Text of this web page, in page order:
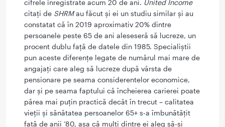
cifrele înregistrate acum 20 de ani. United Income
citați de SHRMau făcut și ei un studiu similar și au
constatat că în 2019 aproximativ 20% dintre
persoanele peste 65 de ani aleseseră să lucreze, un
procent dublu față de datele din 1985. Specialiștii
pun aceste diferențe legate de numărul mai mare de
angajați care aleg să lucreze după vârsta de
pensionare pe seama considerentelor economice,
dar și pe seama faptului că încheierea carierei poate
părea mai puțin practică decât în trecut – calitatea
vieții și sănătatea persoanelor 65+ s-a îmbunătățit
față de anii ’80, așa că mulți dintre ei aleg să-și